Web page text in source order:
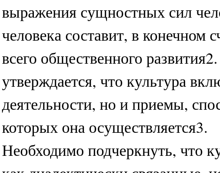
выражения сущностных сил
человека составит, в конечном
всего общественного
утверждается, что культура
деятельности, но и приемы,
которых она осуществляется3.
Необходимо подчеркнуть, что